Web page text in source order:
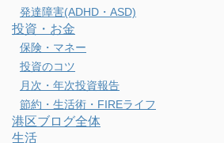
発達障害(ADHD・ASD)
投資・お金
保険・マネー
投資のコツ
月次・年次投資報告
節約・生活術・FIREライフ
港区ブログ全体
生活